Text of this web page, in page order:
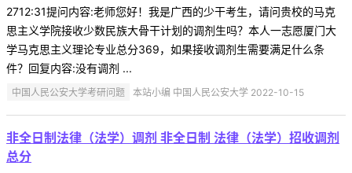
2712:31提问内容:老师您好！我是广西的少干考生，请问贵校的马克
思主义学院接收少数民族大骨干计划的调剂生吗？本人一志愿厦门大
学马克思主义理论专业总分369，如果接收调剂生需要满足什么条
件？回复内容:没有调剂 ...
中国人民公安大学考研问题 本站小编 中国人民公安大学 2022-10-15
非全日制法律（法学）调剂 非全日制 法律（法学）招收调剂
总分